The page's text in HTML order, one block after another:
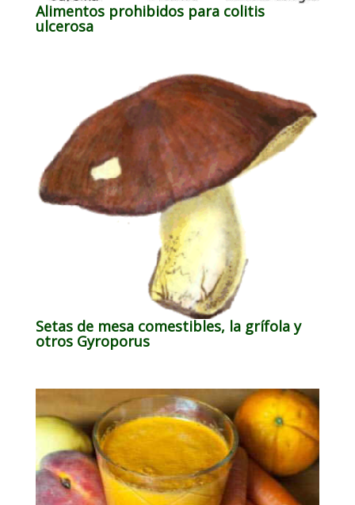
Alimentos prohibidos para colitis
ulcerosa
Setas de mesa comestibles, la grífola y
otros Gyroporus